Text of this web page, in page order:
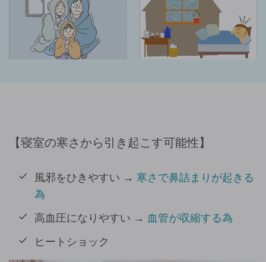
寝室の寒さから引き起こす可能性
風邪をひきやすい → 寒さで鼻詰まりが起きる
為
高血圧になりやすい → 血管が収縮する為
ヒートショック